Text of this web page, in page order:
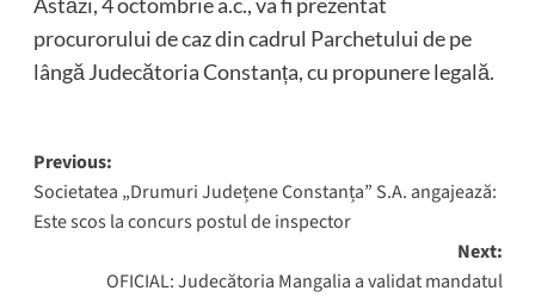
procurorului de caz din cadrul Parchetului de pe
lângă Judecătoria Constanța, cu propunere legală.
Post
navigation
Previous:
Societatea „Drumuri Județene Constanța” S.A. angajează:
Este scos la concurs postul de inspector
Next:
OFICIAL: Judecătoria Mangalia a validat mandatul